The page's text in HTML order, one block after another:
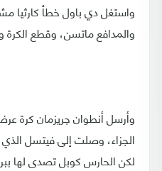
واستغل دي باول خطأ كارثيا
والمدافع ماتسن، وقطع
وأرسل أنطوان جريزمان كرة
الجزاء، وصلت إلى فيتسل
لكن الحارس كوبل تصدى لها